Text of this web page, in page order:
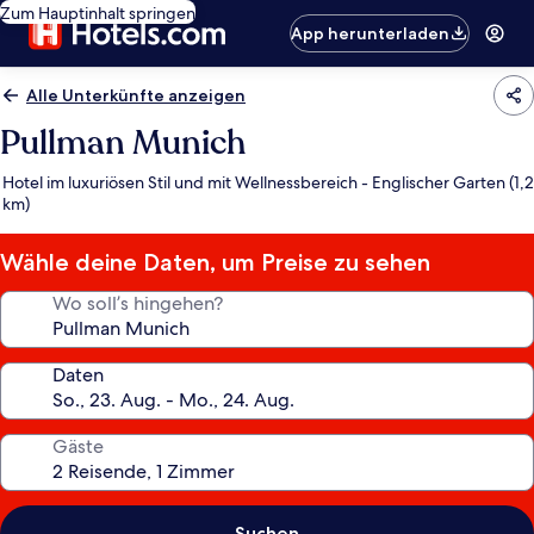
Zum Hauptinhalt springen
App herunterladen
Alle Unterkünfte anzeigen
Pullman Munich
Hotel im luxuriösen Stil und mit Wellnessbereich - Englischer Garten (1,2
km)
Wähle deine Daten, um Preise zu sehen
Wo soll’s hingehen?
Daten
Gäste